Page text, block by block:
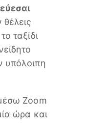
ταξίδι
υπόλοιπη
Zoom
ώρα και